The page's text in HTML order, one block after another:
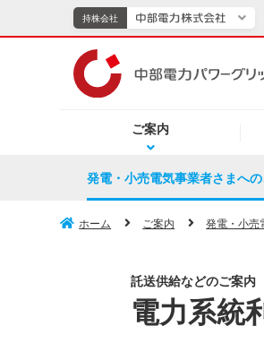
ご案内
持株会社
持株会社
中部電力グループレポート
発電・小売電気事業者さまへ
ホーム ご案内 発電・小売
託送供給などのご案内
電力系統